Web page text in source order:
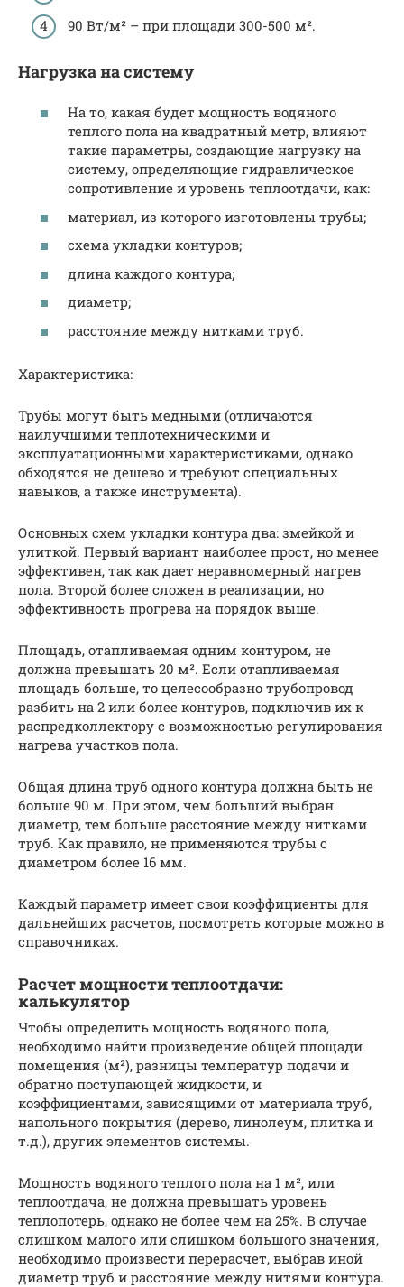
90 Вт/м² – при площади 300-500 м².
Нагрузка на систему
На то, какая будет мощность водяного
теплого пола на квадратный метр, влияют
такие параметры, создающие нагрузку на
систему, определяющие гидравлическое
сопротивление и уровень теплоотдачи, как:
материал, из которого изготовлены трубы;
схема укладки контуров;
длина каждого контура;
диаметр;
расстояние между нитками труб.
Характеристика:
Трубы могут быть медными (отличаются
наилучшими теплотехническими и
эксплуатационными характеристиками, однако
обходятся не дешево и требуют специальных
навыков, а также инструмента).
Основных схем укладки контура два: змейкой и
улиткой. Первый вариант наиболее прост, но менее
эффективен, так как дает неравномерный нагрев
пола. Второй более сложен в реализации, но
эффективность прогрева на порядок выше.
Площадь, отапливаемая одним контуром, не
должна превышать 20 м². Если отапливаемая
площадь больше, то целесообразно трубопровод
разбить на 2 или более контуров, подключив их к
распредколлектору с возможностью регулирования
нагрева участков пола.
Общая длина труб одного контура должна быть не
больше 90 м. При этом, чем больший выбран
диаметр, тем больше расстояние между нитками
труб. Как правило, не применяются трубы с
диаметром более 16 мм.
Каждый параметр имеет свои коэффициенты для
дальнейших расчетов, посмотреть которые можно в
справочниках.
Расчет мощности теплоотдачи:
калькулятор
Чтобы определить мощность водяного пола,
необходимо найти произведение общей площади
помещения (м²), разницы температур подачи и
обратно поступающей жидкости, и
коэффициентами, зависящими от материала труб,
напольного покрытия (дерево, линолеум, плитка и
т.д.), других элементов системы.
Мощность водяного теплого пола на 1 м², или
теплоотдача, не должна превышать уровень
теплопотерь, однако не более чем на 25%. В случае
слишком малого или слишком большого значения,
необходимо произвести перерасчет, выбрав иной
диаметр труб и расстояние между нитями контура.